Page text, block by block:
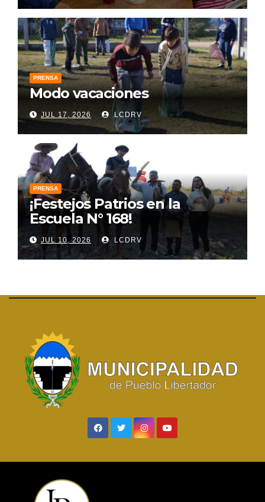
PRENSA
Modo vacaciones
JUL 17, 2026 LCDRV
PRENSA
¡Festejos Patrios en la
Escuela N° 168!
JUL 10, 2026 LCDRV